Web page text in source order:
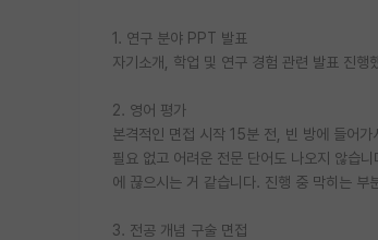
1. 연구 분야 PPT 발표
자기소개, 학업 및 연구 경험 관련 발표 진행
2. 영어 평가
본격적인 면접 시작 15분 전, 빈 방에 들어
필요 없고 어려운 전문 단어도 나오지 않습
에 끊으시는 거 같습니다. 진행 중 막히는 부
3. 전공 개념 구술 면접